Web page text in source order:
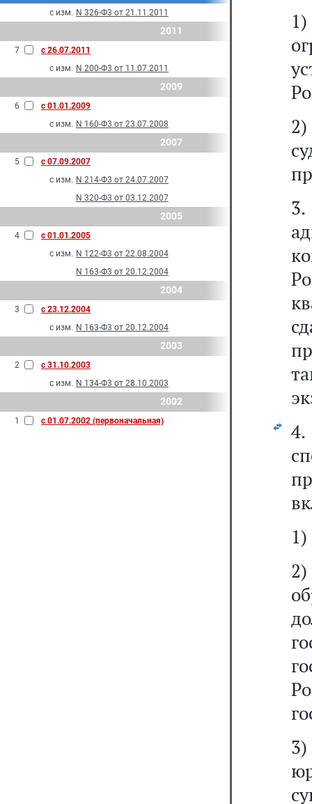
с изм. N 326-Ф3 от 21.11.2011
2011
7
с 26.07.2011
с изм. N 200-Ф3 от 11.07.2011
2009
6
с 01.01.2009
с изм. N 160-Ф3 от 23.07.2008
2007
5
с 07.09.2007
с изм. N 214-Ф3 от 24.07.2007
N 320-Ф3 от 03.12.2007
2005
4
с 01.01.2005
с изм. N 122-Ф3 от 22.08.2004
N 163-Ф3 от 20.12.2004
2004
3
с 23.12.2004
с изм. N 163-Ф3 от 20.12.2004
2003
2
с 31.10.2003
с изм. N 134-Ф3 от 28.10.2003
2002
1 с 01.07.2002 (первоначальная)